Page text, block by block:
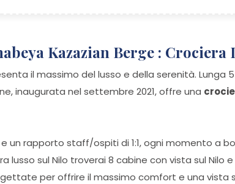
Kazazian Berge : Crociera
il massimo del lusso e della serenità. Lunga
inaugurata nel settembre 2021, offre una
un rapporto staff/ospiti di 1:1, ogni momento a
lusso sul Nilo troverai 8 cabine con vista sul Nilo
per offrire il massimo comfort e una vista